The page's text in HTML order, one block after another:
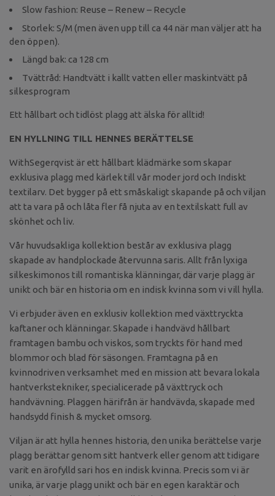
Slow fashion: Reuse – Renew – Recycle
Storlek: S/M (men även upp till ca 44 när man väljer att ha
den öppen).
Längd bak: ca 128 cm
Tvättråd: Handtvätt i kallt vatten eller maskintvätt på
silkesprogram
Ett hållbart och tidlöst plagg att älska för alltid!
EN HYLLNING TILL HENNES BERÄTTELSE
WithSegerqvist är ett hållbart klädmärke som skapar
exklusiva plagg med kärlek till vår moder jord och Indiskt
textilarv. Det bygger på ett småskaligt skapande på och viljan
att ta vara på och låta fler få njuta av en textilskatt full av
skönhet och liv.
Vår huvudsakliga kollektion består av exklusiva plagg
skapade av handplockade återvunna saris. Allt från lyxiga
silkeskimonos till romantiska klänningar, där varje plagg är
unikt och bär en historia om en indisk kvinna som vi vill hylla.
Vi erbjuder även en exklusiv kollektion med växttryckta
kaftaner och klänningar. Skapade i handvävd hållbart
framtagen bambu och viskos, som tryckts för hand med
blommor och blad för säsongen. Framtagna på en
kvinnodriven verksamhet med en mission att bevara lokala
hantverkstekniker, specialicerade på växttryck och
handvävning. Plaggen härifrån är handvävda, skapade med
handsydd finish & mycket omsorg.
Viljan är att hylla hennes historia, den unika berättelse varje
plagg berättar genom sitt hantverk eller genom att tidigare
varit en ärofylld sari hos en indisk kvinna. Precis som vi är
unika, är varje plagg unikt och bär en egen karaktär och